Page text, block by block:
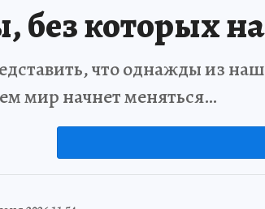
без которых
что однажды из
мир начнет меняться…